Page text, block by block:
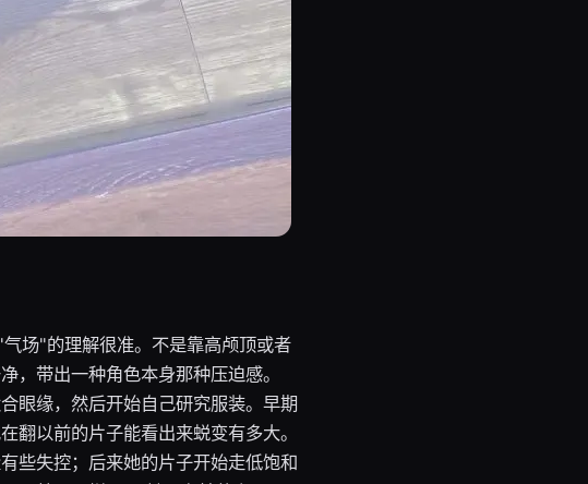
场"的理解很准。不是靠高颅顶或者
，带出一种角色本身那种压迫感。
眼缘，然后开始自己研究服装。早期
翻以前的片子能看出来蜕变有多大。
些失控；后来她的片子开始走低饱和